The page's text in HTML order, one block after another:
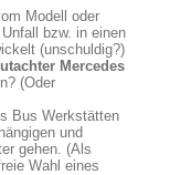
Modell oder
bzw. in einen
(unschuldig?)
Mercedes
(Oder
Bus Werkstätten
und
gehen. (Als
Wahl eines